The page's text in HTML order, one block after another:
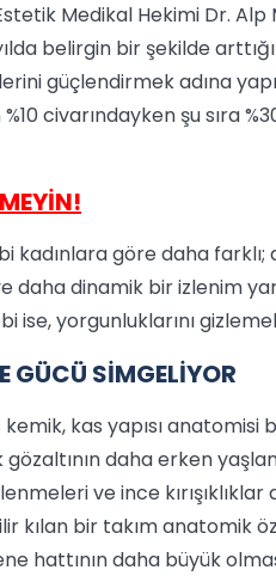
Medikal Hekimi Dr.
belirgin bir şekilde
güçlendirmek adına
civarındayken şu sıra
kadınlara göre daha
daha dinamik bir izlenim
ise, yorgunluklarını
GÜCÜ SİMGELİYOR
kas yapısı
daha erken
ve ince
kılan bir takım anatomik
hattının daha büyük